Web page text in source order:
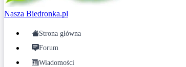
Nasza Biedronka.pl
Strona główna
Forum
Wiadomości